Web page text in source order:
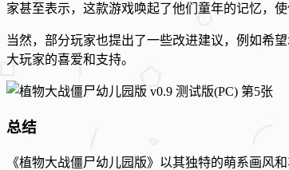
家甚至表示，这款游戏唤起了他们童年的记忆，
当然，部分玩家也提出了一些改进建议，例如希
大玩家的喜爱和支持。
总结
《植物大战僵尸幼儿园版》以其独特的萌系画风